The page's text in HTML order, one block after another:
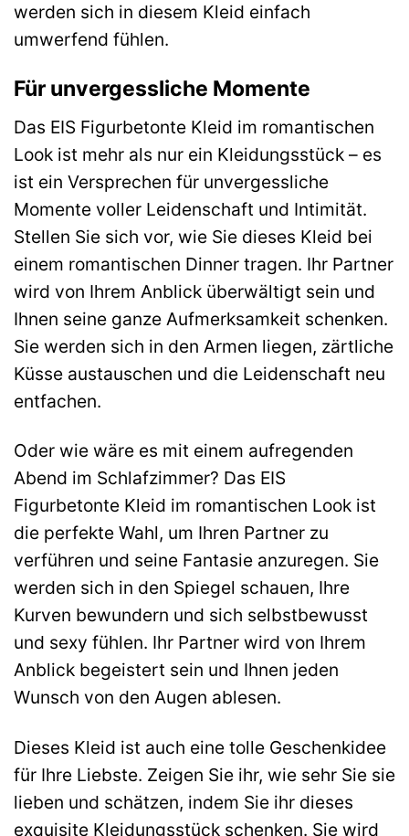
werden sich in diesem Kleid einfach
umwerfend fühlen.
Für unvergessliche Momente
Das EIS Figurbetonte Kleid im romantischen
Look ist mehr als nur ein Kleidungsstück – es
ist ein Versprechen für unvergessliche
Momente voller Leidenschaft und Intimität.
Stellen Sie sich vor, wie Sie dieses Kleid bei
einem romantischen Dinner tragen. Ihr Partner
wird von Ihrem Anblick überwältigt sein und
Ihnen seine ganze Aufmerksamkeit schenken.
Sie werden sich in den Armen liegen, zärtliche
Küsse austauschen und die Leidenschaft neu
entfachen.
Oder wie wäre es mit einem aufregenden
Abend im Schlafzimmer? Das EIS
Figurbetonte Kleid im romantischen Look ist
die perfekte Wahl, um Ihren Partner zu
verführen und seine Fantasie anzuregen. Sie
werden sich in den Spiegel schauen, Ihre
Kurven bewundern und sich selbstbewusst
und sexy fühlen. Ihr Partner wird von Ihrem
Anblick begeistert sein und Ihnen jeden
Wunsch von den Augen ablesen.
Dieses Kleid ist auch eine tolle Geschenkidee
für Ihre Liebste. Zeigen Sie ihr, wie sehr Sie sie
lieben und schätzen, indem Sie ihr dieses
exquisite Kleidungsstück schenken. Sie wird